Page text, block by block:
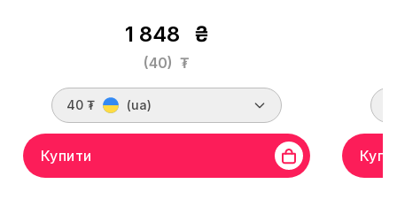
1 848 ₴
(40) ₮
40 ₮ (ua)
Купити